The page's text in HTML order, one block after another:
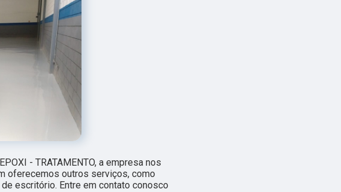
- TRATAMENTO, a empresa nos
oferecemos outros serviços, como
escritório. Entre em contato conosco